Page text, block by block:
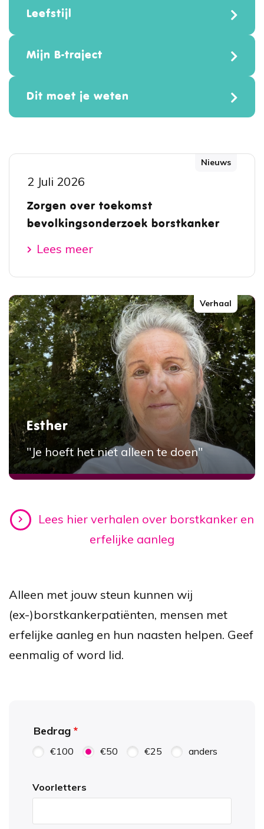
Leefstijl
Mijn B-traject
Dit moet je weten
Nieuws
2 Juli 2026
Zorgen over toekomst
bevolkingsonderzoek borstkanker
Lees meer
Verhaal
Esther
"Je hoeft het niet alleen te doen"
Lees hier verhalen over borstkanker en
erfelijke aanleg
Alleen met jouw steun kunnen wij
(ex-)borstkankerpatiënten, mensen met
erfelijke aanleg en hun naasten helpen. Geef
eenmalig of word lid.
Bedrag
€100 €50 €25 anders
Voorletters